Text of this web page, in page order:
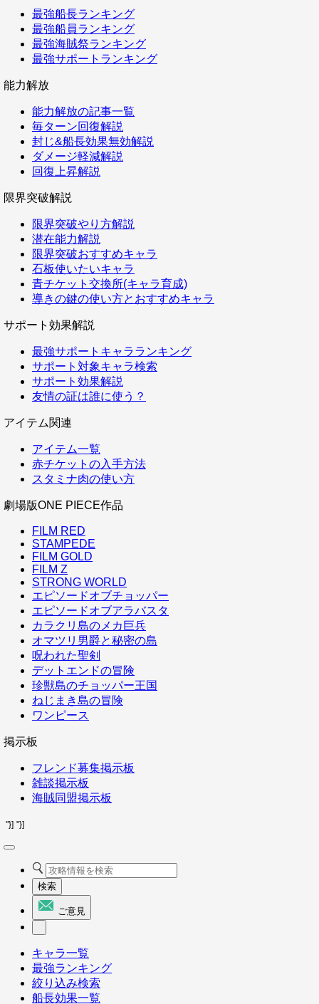
最強船長ランキング
最強船員ランキング
最強海賊祭ランキング
最強サポートランキング
能力解放
能力解放の記事一覧
毎ターン回復解説
封じ&船長効果無効解説
ダメージ軽減解説
回復上昇解説
限界突破解説
限界突破やり方解説
潜在能力解説
限界突破おすすめキャラ
石板使いたいキャラ
青チケット交換所(キャラ育成)
導きの鍵の使い方とおすすめキャラ
サポート効果解説
最強サポートキャラランキング
サポート対象キャラ検索
サポート効果解説
友情の証は誰に使う？
アイテム関連
アイテム一覧
赤チケットの入手方法
スタミナ肉の使い方
劇場版ONE PIECE作品
FILM RED
STAMPEDE
FILM GOLD
FILM Z
STRONG WORLD
エピソードオブチョッパー
エピソードオブアラバスタ
カラクリ島のメカ巨兵
オマツリ男爵と秘密の島
呪われた聖剣
デットエンドの冒険
珍獣島のチョッパー王国
ねじまき島の冒険
ワンピース
掲示板
フレンド募集掲示板
雑談掲示板
海賊同盟掲示板
"}] "}]
検索
ご意見
キャラ一覧
最強ランキング
絞り込み検索
船長効果一覧